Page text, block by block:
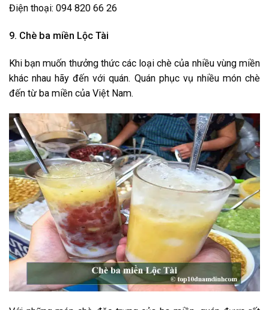
Điện thoại: 094 820 66 26
9. Chè ba miền Lộc Tài
Khi bạn muốn thưởng thức các loại chè của nhiều vùng miền
khác nhau hãy đến với quán. Quán phục vụ nhiều món chè
đến từ ba miền của Việt Nam.